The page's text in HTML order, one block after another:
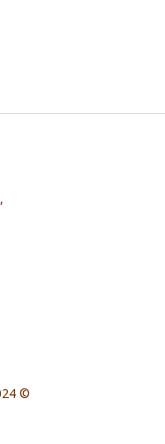
©